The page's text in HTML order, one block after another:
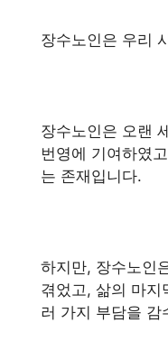
장수노인은 우리
장수노인은 오랜
번영에 기여하였
는 존재입니다.
하지만, 장수노인
겪었고, 삶의 마지
러 가지 부담을 감